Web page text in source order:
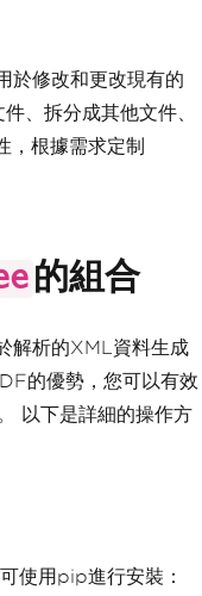
於修改和更改現有的
、拆分成其他文件、
，根據需求定制
的組合
解析的XML資料生成
的優勢，您可以有效
以下是詳細的操作方
使用pip進行安裝：